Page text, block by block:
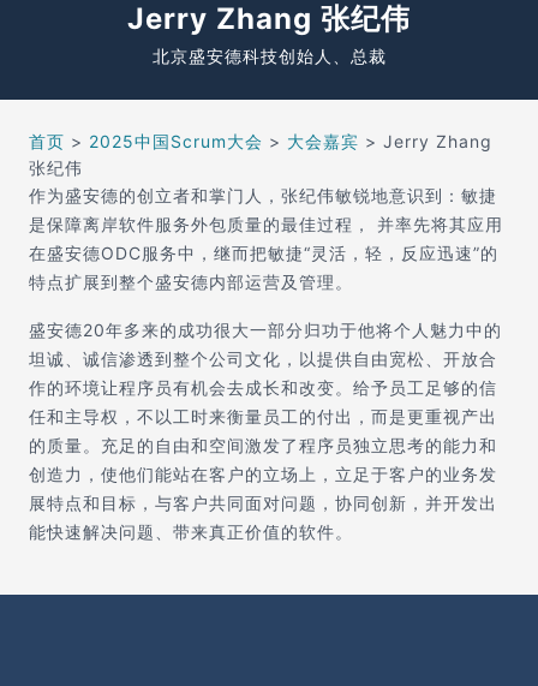
Jerry Zhang 张纪伟
北京盛安德科技创始人、总裁
首页 > 2025中国Scrum大会 > 大会嘉宾 > Jerry Zhang
张纪伟
作为盛安德的创立者和掌门人，张纪伟敏锐地意识到：敏捷
是保障离岸软件服务外包质量的最佳过程， 并率先将其应用
在盛安德ODC服务中，继而把敏捷“灵活，轻，反应迅速”的
特点扩展到整个盛安德内部运营及管理。
盛安德20年多来的成功很大一部分归功于他将个人魅力中的
坦诚、诚信渗透到整个公司文化，以提供自由宽松、开放合
作的环境让程序员有机会去成长和改变。给予员工足够的信
任和主导权，不以工时来衡量员工的付出，而是更重视产出
的质量。充足的自由和空间激发了程序员独立思考的能力和
创造力，使他们能站在客户的立场上，立足于客户的业务发
展特点和目标，与客户共同面对问题，协同创新，并开发出
能快速解决问题、带来真正价值的软件。